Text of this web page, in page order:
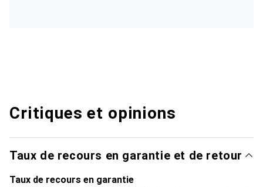
Critiques et opinions
Taux de recours en garantie et de retour
Taux de recours en garantie